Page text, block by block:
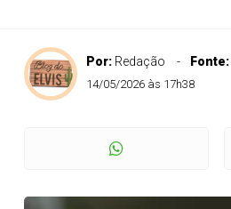
Por: Redação Fonte:
14/05/2026 às 17h38